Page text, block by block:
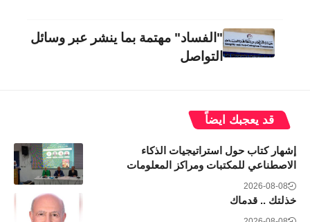
"الفساد" مهتمة بما ينشر عبر وسائل
التواصل
قد يعجبك ايضاً
إشهار كتاب حول استراتيجيات الذكاء
الاصطناعي للمكتبات ومراكز المعلومات
2026-08-08
خذلتك .. قدماك